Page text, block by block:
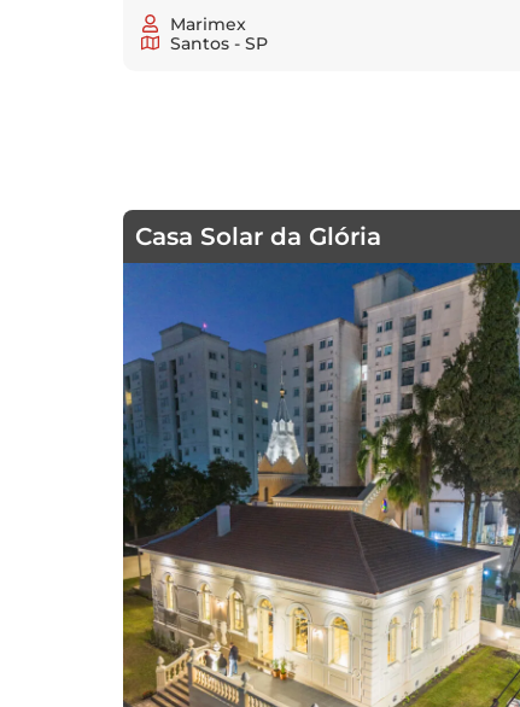
Marimex
Santos - SP
Casa Solar da Glória